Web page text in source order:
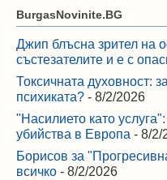
BurgasNovinite.BG
Джип блъсна зрител на
състезателите и е с
Токсичната духовност:
психиката? - 8/2/2026
"Насилието като
убийства в Европа - 8/2/
Борисов за
всичко - 8/2/2026